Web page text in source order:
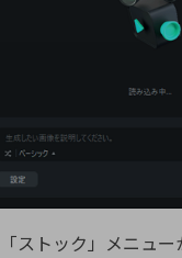
ストック」メニュー